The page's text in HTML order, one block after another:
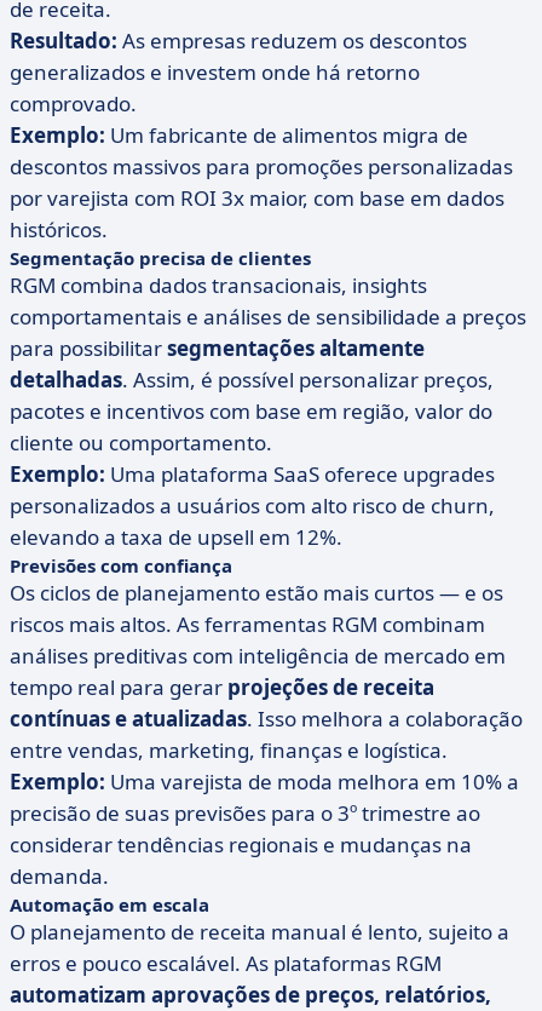
de receita.
Resultado: As empresas reduzem os descontos
generalizados e investem onde há retorno
comprovado.
Exemplo: Um fabricante de alimentos migra de
descontos massivos para promoções personalizadas
por varejista com ROI 3x maior, com base em dados
históricos.
Segmentação precisa de clientes
RGM combina dados transacionais, insights
comportamentais e análises de sensibilidade a preços
para possibilitarsegmentações altamente
detalhadas. Assim, é possível personalizar preços,
pacotes e incentivos com base em região, valor do
cliente ou comportamento.
Exemplo: Uma plataforma SaaS oferece upgrades
personalizados a usuários com alto risco de churn,
elevando a taxa de upsell em 12%.
Previsões com confiança
Os ciclos de planejamento estão mais curtos — e os
riscos mais altos. As ferramentas RGM combinam
análises preditivas com inteligência de mercado em
tempo real para gerar projeções de receita
contínuas e atualizadas. Isso melhora a colaboração
entre vendas, marketing, finanças e logística.
Exemplo: Uma varejista de moda melhora em 10% a
precisão de suas previsões para o 3º trimestre ao
considerar tendências regionais e mudanças na
demanda.
Automação em escala
O planejamento de receita manual é lento, sujeito a
erros e pouco escalável. As plataformas RGM
automatizam aprovações de preços, relatórios,